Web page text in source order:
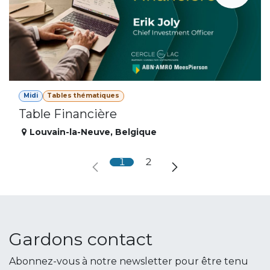
Midi Tables thématiques
Table Financière
Louvain-la-Neuve, Belgique
1 2
Gardons contact
Abonnez-vous à notre newsletter pour être tenu